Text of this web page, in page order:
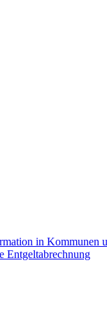
in Kommunen
Entgeltabrechnung